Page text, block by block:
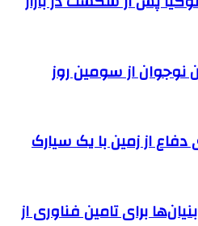
نوجوان از سومین روز
از زمین با یک سیارک
برای تامین فناوری از